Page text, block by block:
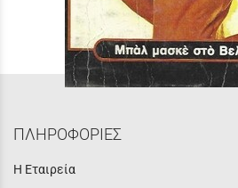
Τιμή: 3,90 €
ΠΛΗΡΟΦΟΡΙΕΣ
Η Εταιρεία